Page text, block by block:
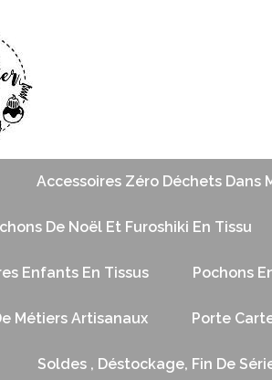
Accessoires Zéro Déchets Dans
De Noël Et Furoshiki En Tissu
Enfants En Tissus Pochons
Métiers Artisanaux Porte
Soldes , Déstockage, Fin De